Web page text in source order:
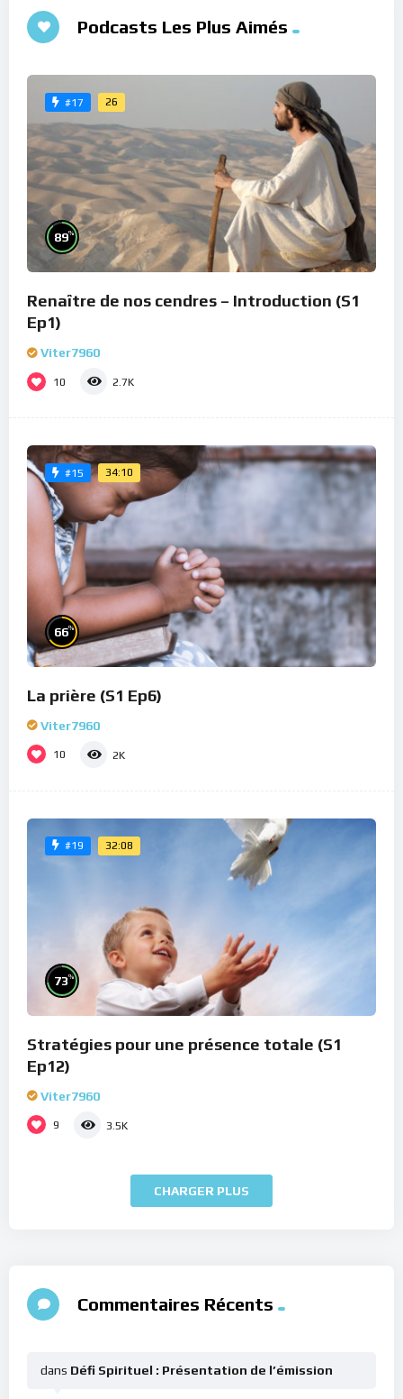
Podcasts Les Plus Aimés
#17 26
89%
Renaître de nos cendres – Introduction (S1
Ep1)
Viter7960
10 2.7K
#15 34:10
66%
La prière (S1 Ep6)
Viter7960
10 2K
#19 32:08
73%
Stratégies pour une présence totale (S1
Ep12)
Viter7960
9 3.5K
CHARGER PLUS
Commentaires Récents
dans Défi Spirituel : Présentation de l’émission